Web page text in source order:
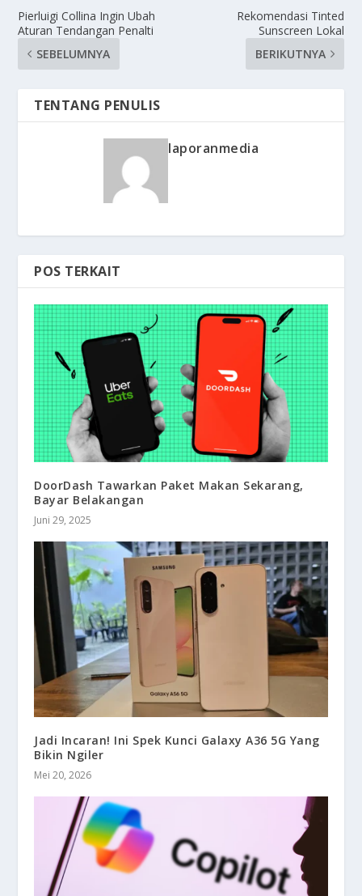
Pierluigi Collina Ingin Ubah
Aturan Tendangan Penalti
SEBELUMNYA
Rekomendasi Tinted
Sunscreen Lokal
BERIKUTNYA
TENTANG PENULIS
laporanmedia
POS TERKAIT
DoorDash Tawarkan Paket Makan Sekarang,
Bayar Belakangan
Juni 29, 2025
Jadi Incaran! Ini Spek Kunci Galaxy A36 5G Yang
Bikin Ngiler
Mei 20, 2026